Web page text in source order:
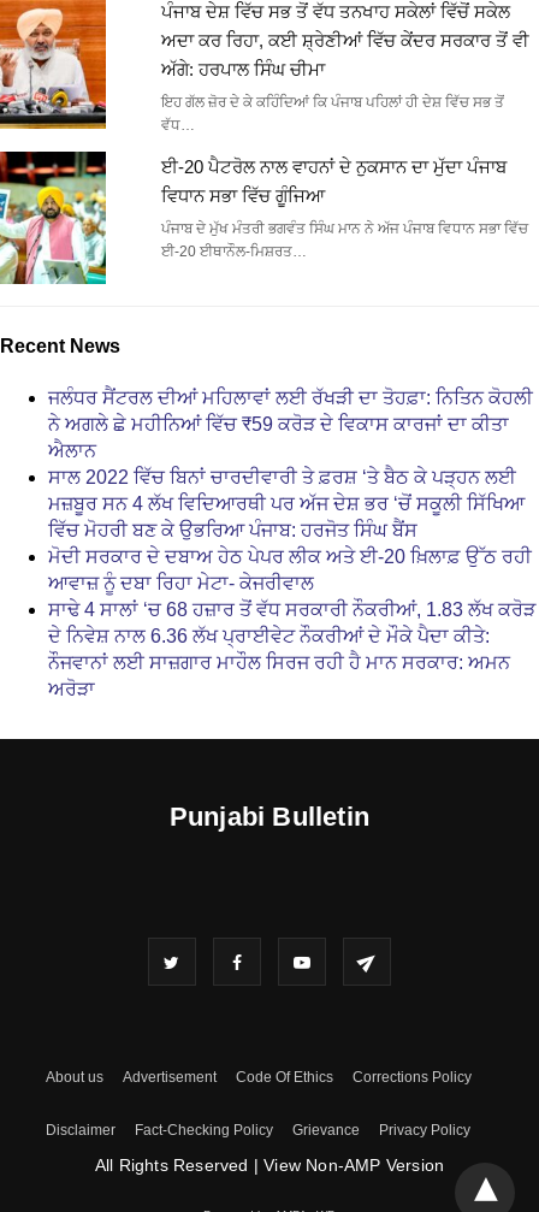
ਪੰਜਾਬ ਦੇਸ਼ ਵਿੱਚ ਸਭ ਤੋਂ ਵੱਧ ਤਨਖਾਹ ਸਕੇਲਾਂ ਵਿੱਚੋਂ ਸਕੇਲ
ਅਦਾ ਕਰ ਰਿਹਾ, ਕਈ ਸ਼੍ਰੇਣੀਆਂ ਵਿੱਚ ਕੇਂਦਰ ਸਰਕਾਰ ਤੋਂ ਵੀ
ਅੱਗੇ: ਹਰਪਾਲ ਸਿੰਘ ਚੀਮਾ
ਇਹ ਗੱਲ ਜ਼ੋਰ ਦੇ ਕੇ ਕਹਿੰਦਿਆਂ ਕਿ ਪੰਜਾਬ ਪਹਿਲਾਂ ਹੀ ਦੇਸ਼ ਵਿੱਚ ਸਭ ਤੋਂ
ਵੱਧ…
ਈ-20 ਪੈਟਰੋਲ ਨਾਲ ਵਾਹਨਾਂ ਦੇ ਨੁਕਸਾਨ ਦਾ ਮੁੱਦਾ ਪੰਜਾਬ
ਵਿਧਾਨ ਸਭਾ ਵਿੱਚ ਗੂੰਜਿਆ
ਪੰਜਾਬ ਦੇ ਮੁੱਖ ਮੰਤਰੀ ਭਗਵੰਤ ਸਿੰਘ ਮਾਨ ਨੇ ਅੱਜ ਪੰਜਾਬ ਵਿਧਾਨ ਸਭਾ ਵਿੱਚ
ਈ-20 ਈਥਾਨੌਲ-ਮਿਸ਼ਰਤ…
Recent News
ਜਲੰਧਰ ਸੈਂਟਰਲ ਦੀਆਂ ਮਹਿਲਾਵਾਂ ਲਈ ਰੱਖੜੀ ਦਾ ਤੋਹਫ਼ਾ: ਨਿਤਿਨ ਕੋਹਲੀ
ਨੇ ਅਗਲੇ ਛੇ ਮਹੀਨਿਆਂ ਵਿੱਚ ₹59 ਕਰੋੜ ਦੇ ਵਿਕਾਸ ਕਾਰਜਾਂ ਦਾ ਕੀਤਾ
ਐਲਾਨ
ਸਾਲ 2022 ਵਿੱਚ ਬਿਨਾਂ ਚਾਰਦੀਵਾਰੀ ਤੇ ਫ਼ਰਸ਼ ‘ਤੇ ਬੈਠ ਕੇ ਪੜ੍ਹਨ ਲਈ
ਮਜ਼ਬੂਰ ਸਨ 4 ਲੱਖ ਵਿਦਿਆਰਥੀ ਪਰ ਅੱਜ ਦੇਸ਼ ਭਰ ‘ਚੋਂ ਸਕੂਲੀ ਸਿੱਖਿਆ
ਵਿੱਚ ਮੋਹਰੀ ਬਣ ਕੇ ਉਭਰਿਆ ਪੰਜਾਬ: ਹਰਜੋਤ ਸਿੰਘ ਬੈਂਸ
ਮੋਦੀ ਸਰਕਾਰ ਦੇ ਦਬਾਅ ਹੇਠ ਪੇਪਰ ਲੀਕ ਅਤੇ ਈ-20 ਖ਼ਿਲਾਫ਼ ਉੱਠ ਰਹੀ
ਆਵਾਜ਼ ਨੂੰ ਦਬਾ ਰਿਹਾ ਮੇਟਾ- ਕੇਜਰੀਵਾਲ
ਸਾਢੇ 4 ਸਾਲਾਂ ‘ਚ 68 ਹਜ਼ਾਰ ਤੋਂ ਵੱਧ ਸਰਕਾਰੀ ਨੌਕਰੀਆਂ, 1.83 ਲੱਖ ਕਰੋੜ
ਦੇ ਨਿਵੇਸ਼ ਨਾਲ 6.36 ਲੱਖ ਪ੍ਰਾਈਵੇਟ ਨੌਕਰੀਆਂ ਦੇ ਮੌਕੇ ਪੈਦਾ ਕੀਤੇ:
ਨੌਜਵਾਨਾਂ ਲਈ ਸਾਜ਼ਗਾਰ ਮਾਹੌਲ ਸਿਰਜ ਰਹੀ ਹੈ ਮਾਨ ਸਰਕਾਰ: ਅਮਨ
ਅਰੋੜਾ
Punjabi Bulletin
About us Advertisement Code Of Ethics Corrections Policy
Disclaimer Fact-Checking Policy Grievance Privacy Policy
All Rights Reserved | View Non-AMP Version